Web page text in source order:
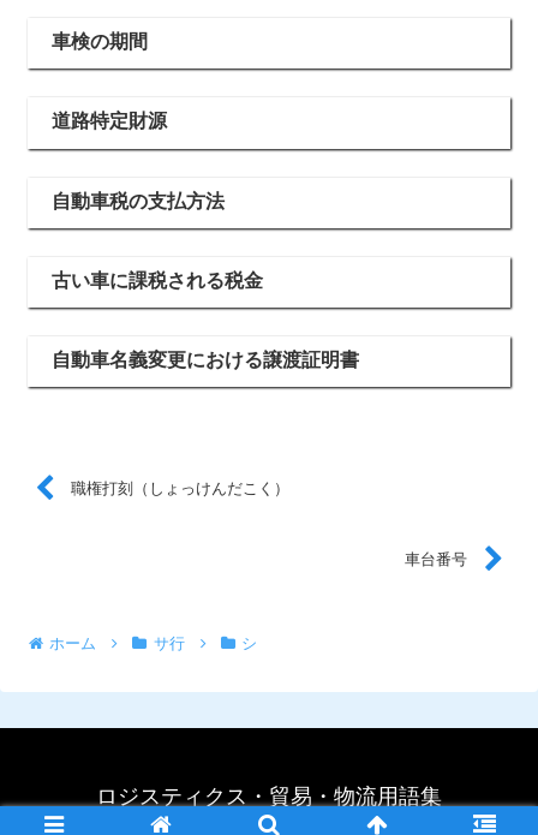
車検の期間
道路特定財源
自動車税の支払方法
古い車に課税される税金
自動車名義変更における譲渡証明書
職権打刻（しょっけんだこく）
車台番号
ホーム サ行 シ
ロジスティクス・貿易・物流用語集